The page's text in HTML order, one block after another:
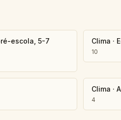
escola, 5-7
Clima ·
10
Clima ·
4